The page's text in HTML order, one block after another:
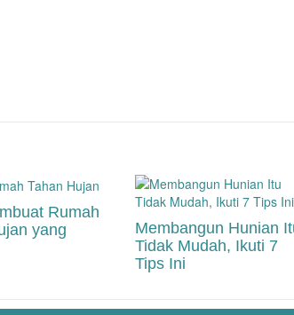
Rumah
yang
Membangun Hunian
Tidak Mudah, Ikuti 7
Tips Ini